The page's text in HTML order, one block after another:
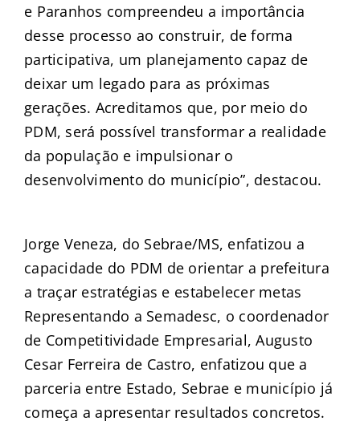
e Paranhos compreendeu a importância
desse processo ao construir, de forma
participativa, um planejamento capaz de
deixar um legado para as próximas
gerações. Acreditamos que, por meio do
PDM, será possível transformar a realidade
da população e impulsionar o
desenvolvimento do município”, destacou.
Jorge Veneza, do Sebrae/MS, enfatizou a
capacidade do PDM de orientar a prefeitura
a traçar estratégias e estabelecer metas
Representando a Semadesc, o coordenador
de Competitividade Empresarial, Augusto
Cesar Ferreira de Castro, enfatizou que a
parceria entre Estado, Sebrae e município já
começa a apresentar resultados concretos.